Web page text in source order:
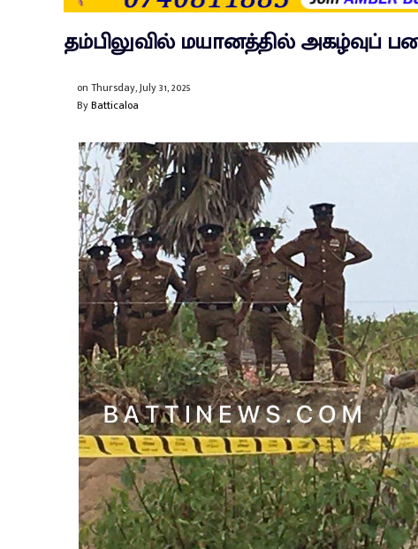
தம்பிலுவில் மயானத்தில் அகழ்வுப்
on Thursday, July 31, 2025
ByBatticaloa